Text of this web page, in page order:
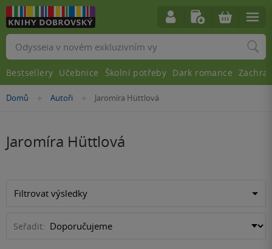
Nacházíte
Domů »Autoři »Jaromíra Hüttlová
Jaromíra Hüttlová
Filtrovat výsledky
Seřadit:
Vyhledávání
Bestsellery Učebnice Školní potřeby Dark romance